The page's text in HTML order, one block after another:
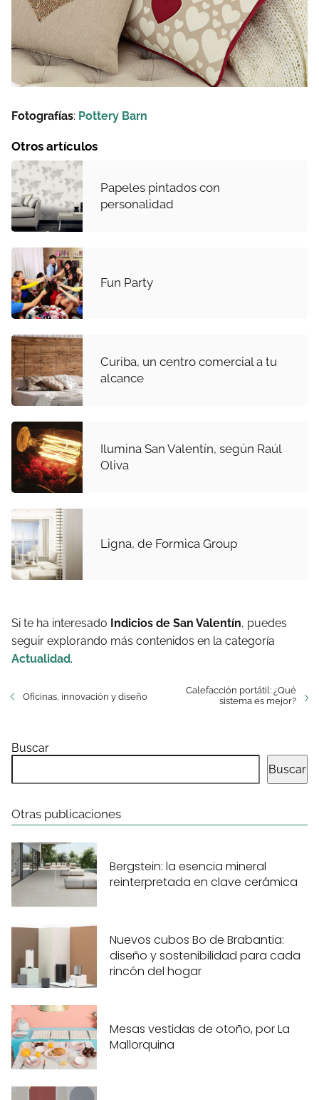
Fotografías: Pottery Barn
Otros artículos
Papeles pintados con
personalidad
Fun Party
Curiba, un centro comercial a tu
alcance
Ilumina San Valentín, según Raúl
Oliva
Ligna, de Formica Group
Si te ha interesado Indicios de San Valentín, puedes
seguir explorando más contenidos en la categoría
Actualidad.
Oficinas, innovación y diseño
Calefacción portátil: ¿Qué
sistema es mejor?
Buscar
Buscar
Otras publicaciones
Bergstein: la esencia mineral
reinterpretada en clave cerámica
Nuevos cubos Bo de Brabantia:
diseño y sostenibilidad para cada
rincón del hogar
Mesas vestidas de otoño, por La
Mallorquina